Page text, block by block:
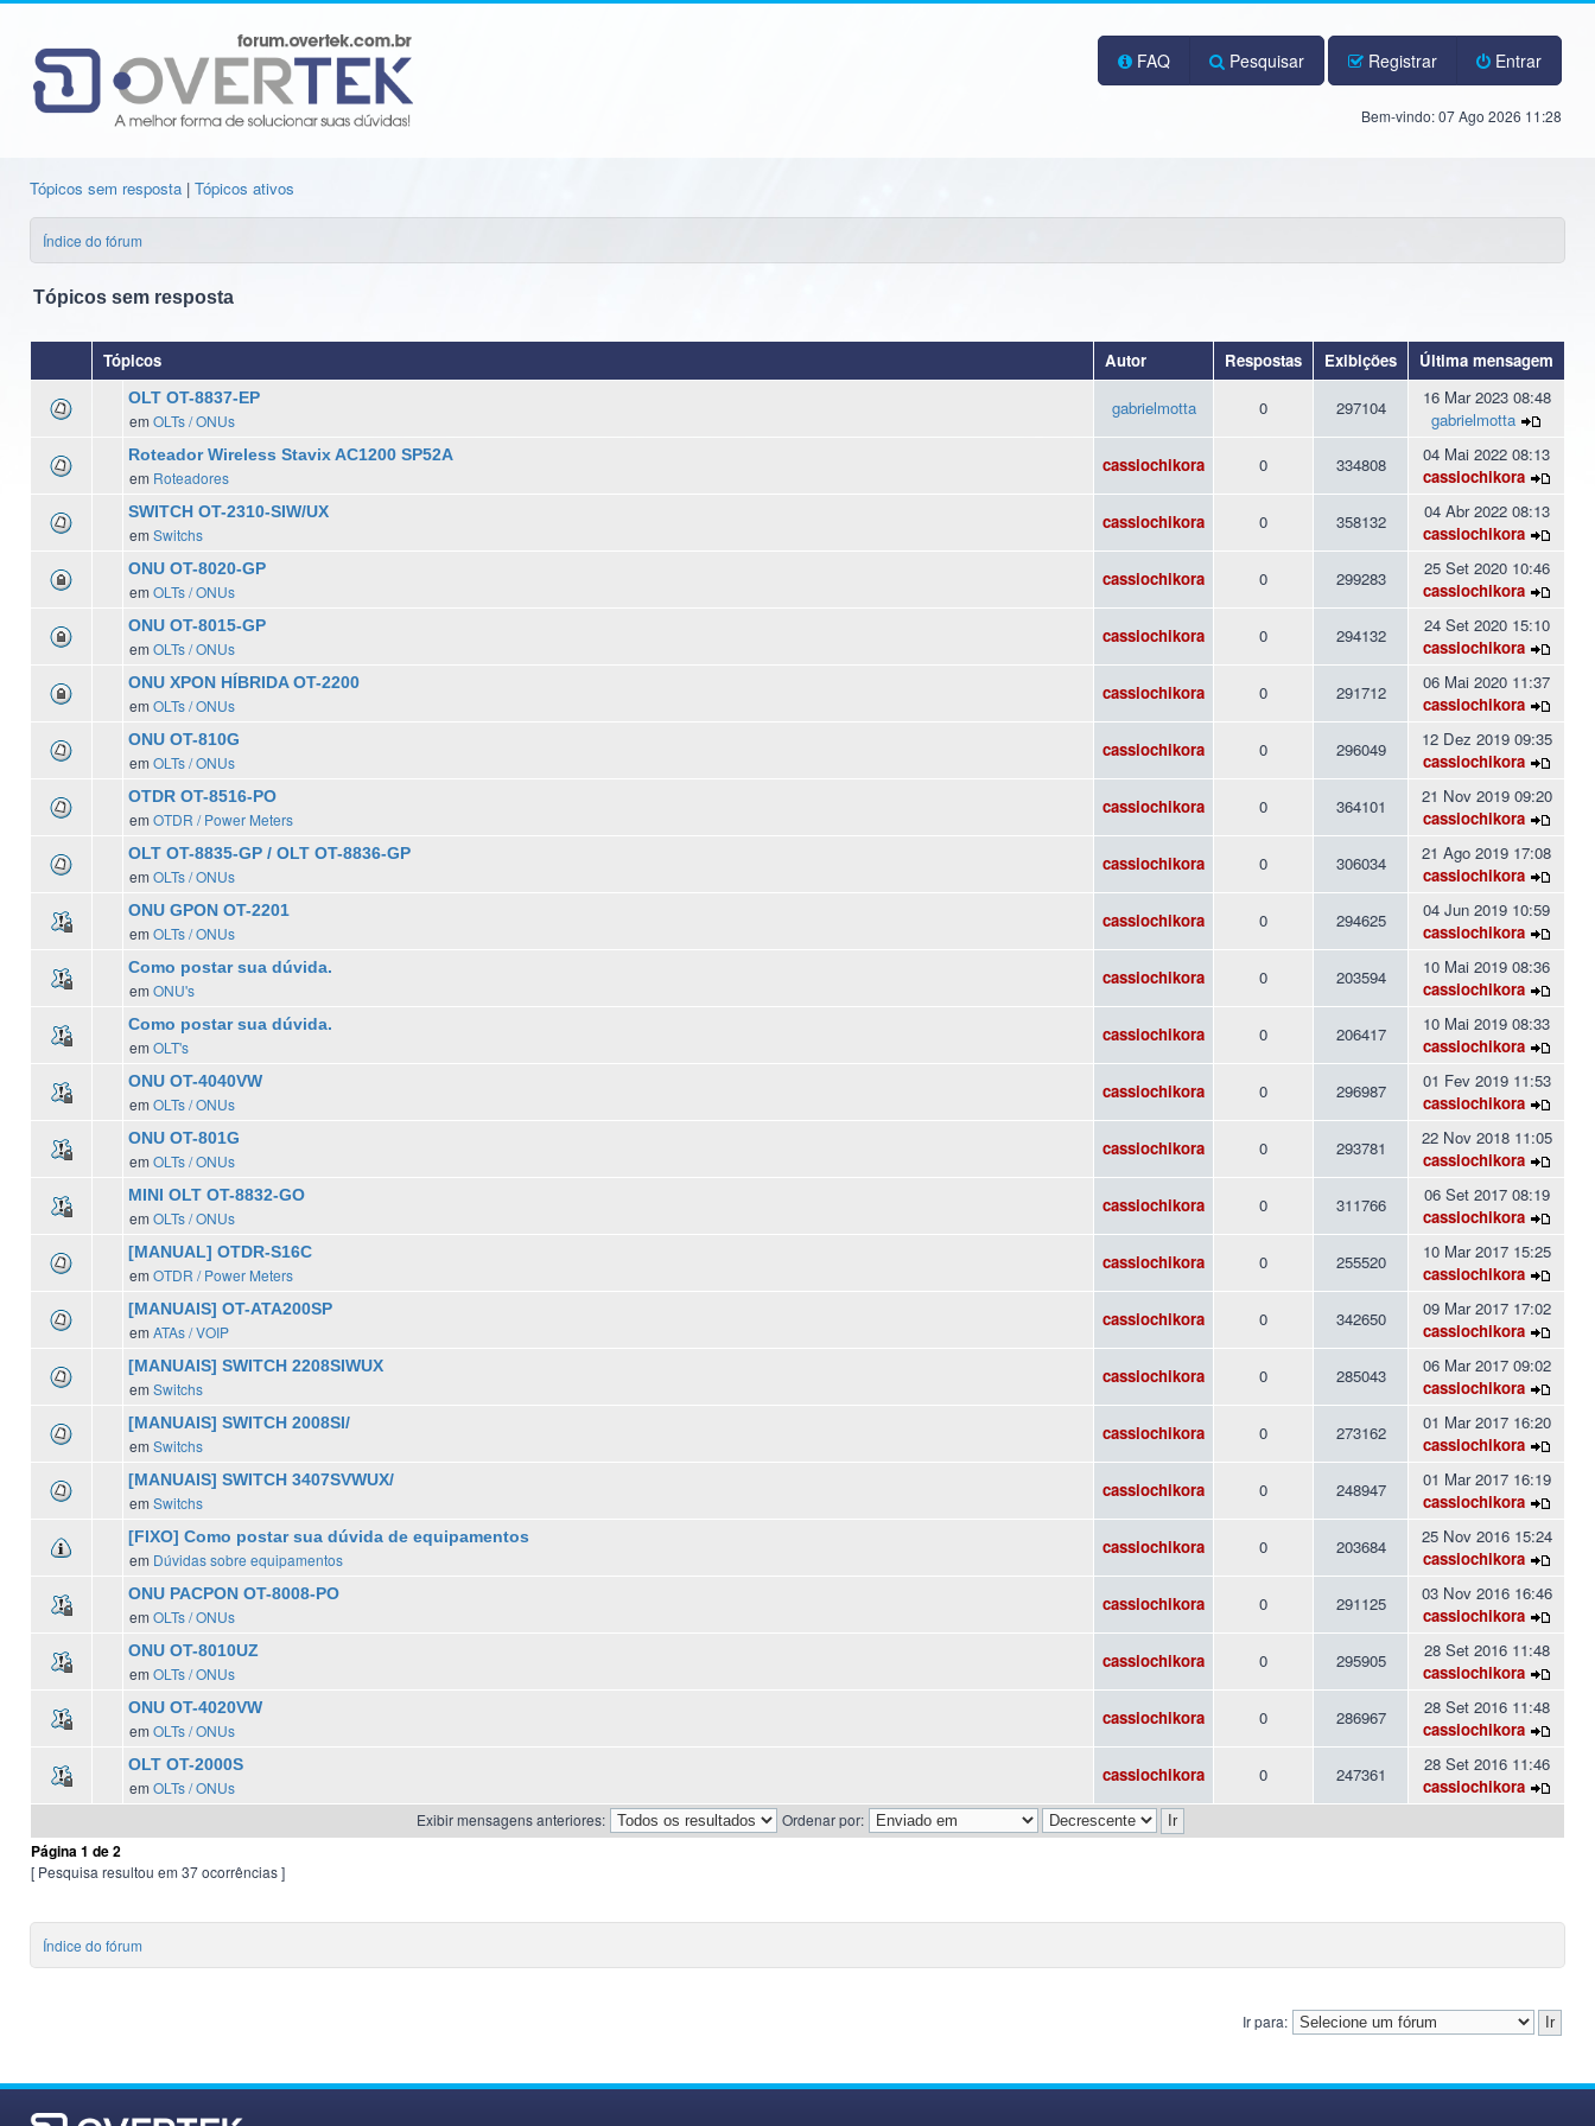
FAQ Pesquisar Registrar Entrar
Bem-vindo: 07 Ago 2026 11:28
Tópicos sem resposta | Tópicos ativos
Índice do fórum
Tópicos sem resposta
Tópicos Autor Respostas Exibições Última mensagem
OLT OT-8837-EP
em OLTs / ONUs
gabrielmotta 0 297104
16 Mar 2023 08:48
gabrielmotta
Roteador Wireless Stavix AC1200 SP52A
em Roteadores
cassiochikora 0 334808
04 Mai 2022 08:13
cassiochikora
SWITCH OT-2310-SIW/UX
em Switchs
cassiochikora 0 358132
04 Abr 2022 08:13
cassiochikora
ONU OT-8020-GP
em OLTs / ONUs
cassiochikora 0 299283
25 Set 2020 10:46
cassiochikora
ONU OT-8015-GP
em OLTs / ONUs
cassiochikora 0 294132
24 Set 2020 15:10
cassiochikora
ONU XPON HÍBRIDA OT-2200
em OLTs / ONUs
cassiochikora 0 291712
06 Mai 2020 11:37
cassiochikora
ONU OT-810G
em OLTs / ONUs
cassiochikora 0 296049
12 Dez 2019 09:35
cassiochikora
OTDR OT-8516-PO
em OTDR / Power Meters
cassiochikora 0 364101
21 Nov 2019 09:20
cassiochikora
OLT OT-8835-GP / OLT OT-8836-GP
em OLTs / ONUs
cassiochikora 0 306034
21 Ago 2019 17:08
cassiochikora
ONU GPON OT-2201
em OLTs / ONUs
cassiochikora 0 294625
04 Jun 2019 10:59
cassiochikora
Como postar sua dúvida.
em ONU's
cassiochikora 0 203594
10 Mai 2019 08:36
cassiochikora
Como postar sua dúvida.
em OLT's
cassiochikora 0 206417
10 Mai 2019 08:33
cassiochikora
ONU OT-4040VW
em OLTs / ONUs
cassiochikora 0 296987
01 Fev 2019 11:53
cassiochikora
ONU OT-801G
em OLTs / ONUs
cassiochikora 0 293781
22 Nov 2018 11:05
cassiochikora
MINI OLT OT-8832-GO
em OLTs / ONUs
cassiochikora 0 311766
06 Set 2017 08:19
cassiochikora
[MANUAL] OTDR-S16C
em OTDR / Power Meters
cassiochikora 0 255520
10 Mar 2017 15:25
cassiochikora
[MANUAIS] OT-ATA200SP
em ATAs / VOIP
cassiochikora 0 342650
09 Mar 2017 17:02
cassiochikora
[MANUAIS] SWITCH 2208SIWUX
em Switchs
cassiochikora 0 285043
06 Mar 2017 09:02
cassiochikora
[MANUAIS] SWITCH 2008SI/
em Switchs
cassiochikora 0 273162
01 Mar 2017 16:20
cassiochikora
[MANUAIS] SWITCH 3407SVWUX/
em Switchs
cassiochikora 0 248947
01 Mar 2017 16:19
cassiochikora
[FIXO] Como postar sua dúvida de equipamentos
em Dúvidas sobre equipamentos
cassiochikora 0 203684
25 Nov 2016 15:24
cassiochikora
ONU PACPON OT-8008-PO
em OLTs / ONUs
cassiochikora 0 291125
03 Nov 2016 16:46
cassiochikora
ONU OT-8010UZ
em OLTs / ONUs
cassiochikora 0 295905
28 Set 2016 11:48
cassiochikora
ONU OT-4020VW
em OLTs / ONUs
cassiochikora 0 286967
28 Set 2016 11:48
cassiochikora
OLT OT-2000S
em OLTs / ONUs
cassiochikora 0 247361
28 Set 2016 11:46
cassiochikora
Exibir mensagens anteriores: Ordenar por:
Página1 de2
[ Pesquisa resultou em 37 ocorrências ]
Índice do fórum
Ir para: